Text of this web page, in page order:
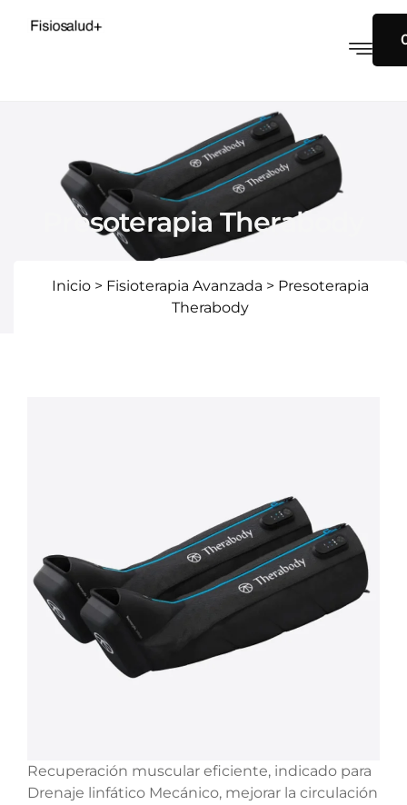
Presoterapia Therabody
Inicio > Fisioterapia Avanzada > Presoterapia
Therabody
Recuperación muscular eficiente, indicado para
Drenaje linfático Mecánico, mejorar la circulación